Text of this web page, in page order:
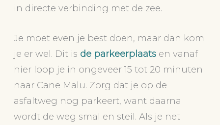
in directe verbinding met de zee.
Je moet even je best doen, maar dan kom
je er wel. Dit is de parkeerplaats en vanaf
hier loop je in ongeveer 15 tot 20 minuten
naar Cane Malu. Zorg dat je op de
asfaltweg nog parkeert, want daarna
wordt de weg smal en steil. Als je net